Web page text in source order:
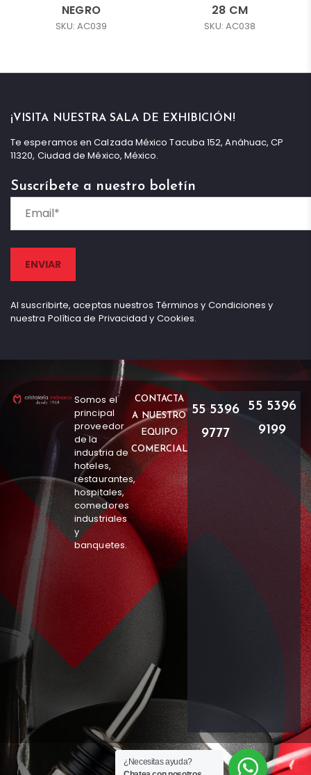
NEGRO
SKU: AC039
28 CM
SKU: AC038
¡VISITA NUESTRA SALA DE EXHIBICIÓN!
Te esperamos en Calzada México Tacuba 152, Anáhuac, CP
11320, Ciudad de México, México.
Suscríbete a nuestro boletín
Al suscribirte, aceptas nuestros Términos y Condiciones y
nuestra Política de Privacidad y Cookies.
Somos el
principal
proveedor
de la
industria de
hoteles,
restaurantes,
hospitales,
comedores
industriales
y
banquetes.
CONTACTA
A NUESTRO
EQUIPO
COMERCIAL
55 5396
9777
55 5396
9199
¿Necesitas ayuda?